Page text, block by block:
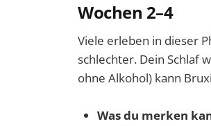
Wochen 2–4
Viele erleben in dieser
schlechter. Dein Schlaf
ohne Alkohol) kann
Was du merken